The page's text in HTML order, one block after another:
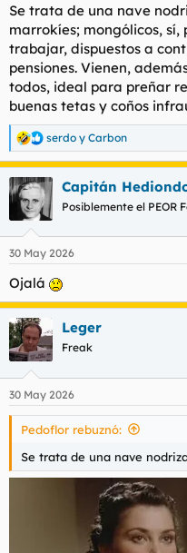
Se trata de una nave
marrokíes; mongólicos,
trabajar, dispuestos a
pensiones. Vienen,
todos, ideal para preñar
buenas tetas y coños
R
e
a
c
c
e
:
serdo y Carbon
Capitán
Posiblemente el PEOR
30 May 2026
Ojalá
Leger
Freak
30 May 2026
Pedoflor rebuznó:
Se trata de una nave